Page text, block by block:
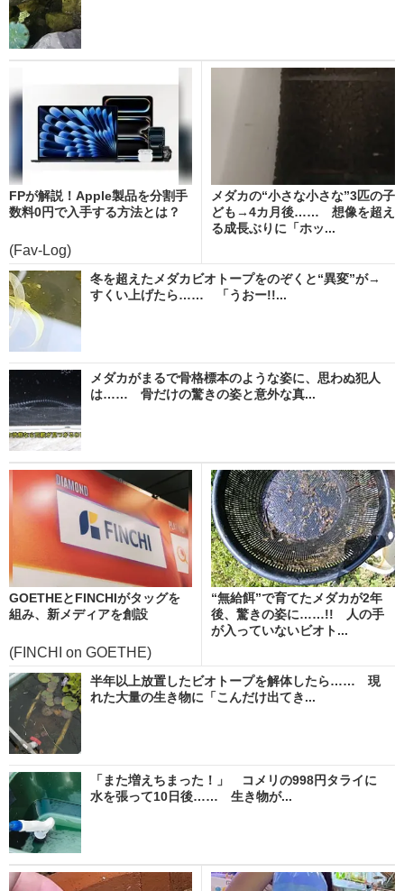
FPが解説！Apple製品を分割手
数料0円で入手する方法とは？
(Fav-Log)
メダカの“小さな小さな”3匹の子
ども→4カ月後…… 想像を超え
る成長ぶりに「ホッ...
冬を超えたメダカビオトープをのぞくと“異変”が→
すくい上げたら…… 「うおー!!...
メダカがまるで骨格標本のような姿に、思わぬ犯人
は…… 骨だけの驚きの姿と意外な真...
GOETHEとFINCHIがタッグを
組み、新メディアを創設
(FINCHI on GOETHE)
“無給餌”で育てたメダカが2年
後、驚きの姿に……!! 人の手
が入っていないビオト...
半年以上放置したビオトープを解体したら…… 現
れた大量の生き物に「こんだけ出てき...
「また増えちまった！」 コメリの998円タライに
水を張って10日後…… 生き物が...